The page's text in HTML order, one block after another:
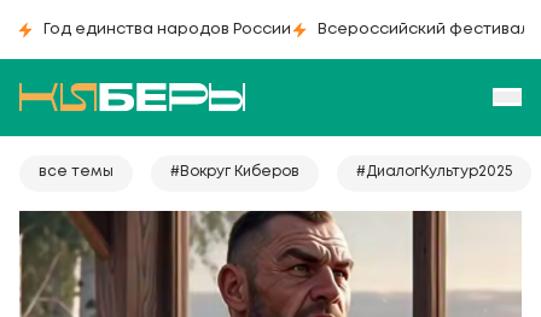
Год единства народов России Всероссийский фестиваль
все темы #Вокруг Киберов #ДиалогКультур2025